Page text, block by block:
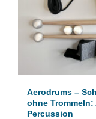
Aerodrums –
ohne Trommeln:
Percussion